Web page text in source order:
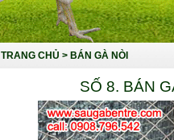
TRANG CHỦ > BÁN GÀ NÒI
SỐ 8. BÁN